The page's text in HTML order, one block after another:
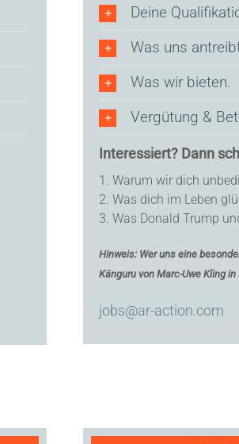
Deine
Was uns
Was wir bieten.
Vergütung &
Interessiert? Dann
1. Warum wir dich
2. Was dich im Leben
3. Was Donald Trump
Hinweis: Wer uns eine
Känguru von Marc-Uwe Kling
jobs@ar-action.com